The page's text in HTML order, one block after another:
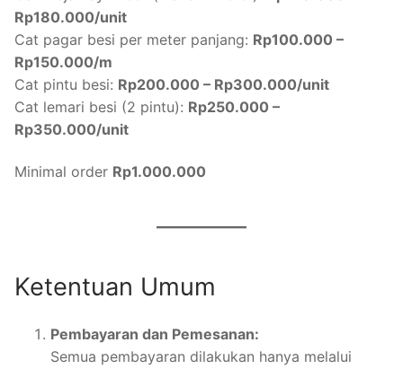
Rp180.000/unit
Cat pagar besi per meter panjang: Rp100.000 –
Rp150.000/m
Cat pintu besi: Rp200.000 – Rp300.000/unit
Cat lemari besi (2 pintu): Rp250.000 –
Rp350.000/unit
Minimal order Rp1.000.000
Ketentuan Umum
Pembayaran dan Pemesanan:
Semua pembayaran dilakukan hanya melalui